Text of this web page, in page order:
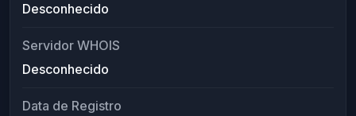
Desconhecido
Servidor WHOIS
Desconhecido
Data de Registro